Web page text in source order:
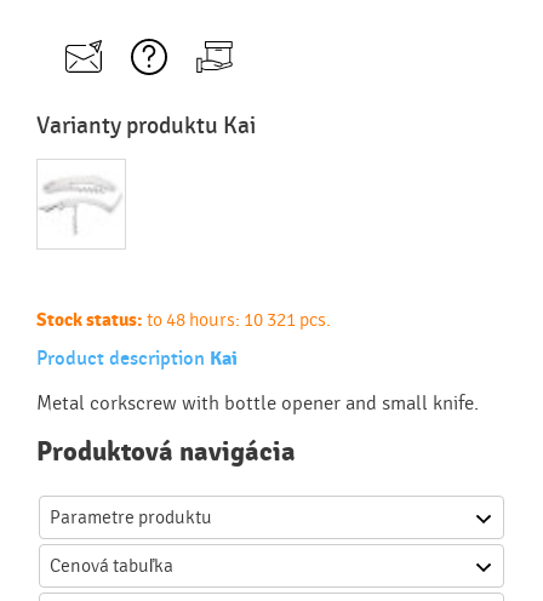
Varianty produktu Kai
Stock status: to 48 hours: 10 321 pcs.
Product description Kai
Metal corkscrew with bottle opener and small knife.
Produktová navigácia
Parametre produktu
Cenová tabuľka